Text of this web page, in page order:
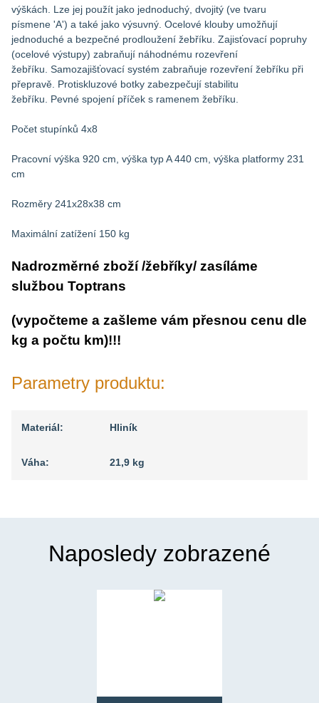
výškách. Lze jej použít jako jednoduchý, dvojitý (ve tvaru
písmene 'A') a také jako výsuvný. Ocelové klouby umožňují
jednoduché a bezpečné prodloužení žebříku. Zajisťovací popruhy
(ocelové výstupy) zabraňují náhodnému rozevření
žebříku. Samozajišťovací systém zabraňuje rozevření žebříku při
přepravě. Protiskluzové botky zabezpečují stabilitu
žebříku. Pevné spojení příček s ramenem žebříku.
Počet stupínků 4x8
Pracovní výška 920 cm, výška typ A 440 cm, výška platformy 231
cm
Rozměry 241x28x38 cm
Maximální zatížení 150 kg
Nadrozměrné zboží /žebříky/ zasíláme
službou Toptrans
(vypočteme a zašleme vám přesnou cenu dle
kg a počtu km)!!!
Parametry produktu:
Materiál: Hliník
Váha: 21,9 kg
Naposledy zobrazené